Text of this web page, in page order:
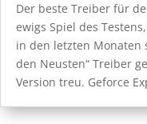
Der beste Treiber für
ewigs Spiel des
in den letzten Monaten
den Neusten“ Treiber
Version treu. Geforce